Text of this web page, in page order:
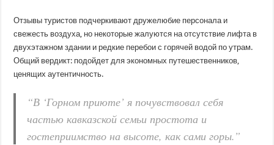
Отзывы туристов подчеркивают дружелюбие персонала и
свежесть воздуха, но некоторые жалуются на отсутствие лифта в
двухэтажном здании и редкие перебои с горячей водой по утрам.
Общий вердикт: подойдет для экономных путешественников,
ценящих аутентичность.
“В ‘Горном приюте’ я почувствовал себя
частью кавказской семьи простота и
гостеприимство на высоте, как сами горы.”